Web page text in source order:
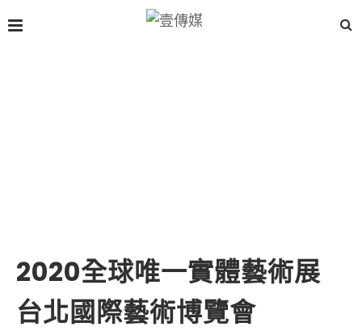
2020全球唯一實體藝術展
台北國際藝術博覽會